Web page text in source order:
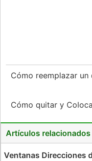
Cómo reemplazar un
Cómo quitar y
Artículos relacionados
Ventanas Direcciones